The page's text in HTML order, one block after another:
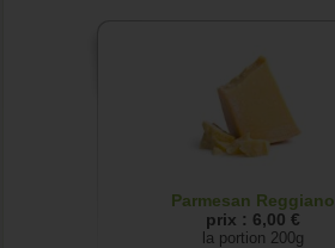
Parmesan Reggiano
prix : 6,00 €
la portion 200g